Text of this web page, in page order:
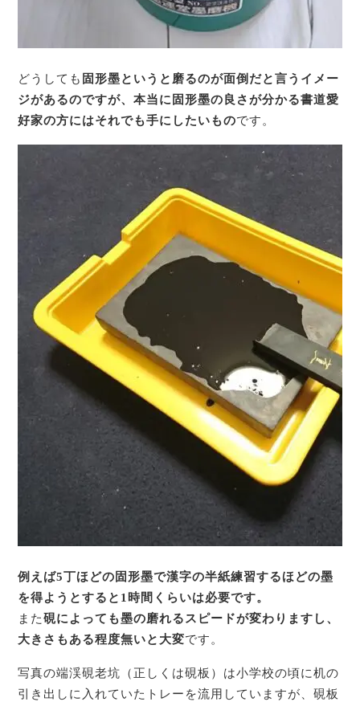
どうしても 固形墨というと磨るのが面倒だと言うイメー
ジがあるのですが、本当に固形墨の良さが分かる書道愛
好家の方にはそれでも手にしたいものです。
例えば5丁ほどの固形墨で漢字の半紙練習するほどの墨
を得ようとすると1時間くらいは必要です。
また硯によっても墨の磨れるスピードが変わりますし、
大きさもある程度無いと大変です。
写真の端渓硯老坑（正しくは硯板）は小学校の頃に机の
引き出しに入れていたトレーを流用していますが、硯板